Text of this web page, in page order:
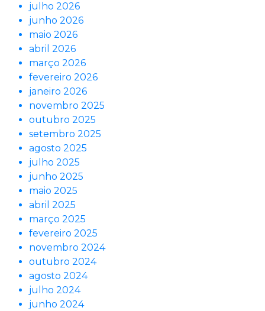
julho 2026
junho 2026
maio 2026
abril 2026
março 2026
fevereiro 2026
janeiro 2026
novembro 2025
outubro 2025
setembro 2025
agosto 2025
julho 2025
junho 2025
maio 2025
abril 2025
março 2025
fevereiro 2025
novembro 2024
outubro 2024
agosto 2024
julho 2024
junho 2024